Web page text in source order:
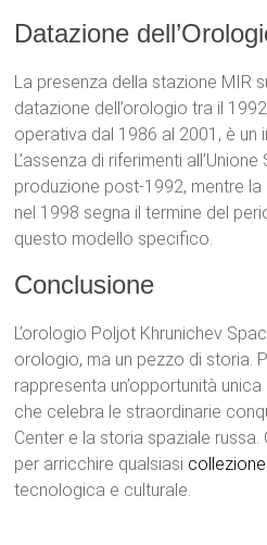
Datazione
La presenza della stazione MIR
datazione dell’orologio tra il
operativa dal 1986 al 2001, è un
L’assenza di riferimenti
produzione post-1992, mentre
nel 1998 segna il termine del
questo modello specifico.
Conclusione
L’orologio Poljot Khrunichev
orologio, ma un pezzo di storia.
rappresenta un’opportunità
che celebra le straordinarie
Center e la storia spaziale
per arricchire qualsiasi collezione
tecnologica e culturale.